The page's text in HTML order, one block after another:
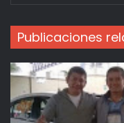
Publicaciones